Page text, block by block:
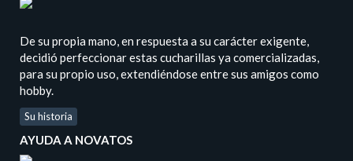
De su propia mano, en respuesta a su carácter exigente,
decidió perfeccionar estas cucharillas ya comercializadas,
para su propio uso, extendiéndose entre sus amigos como
hobby.
Su historia
AYUDA A NOVATOS